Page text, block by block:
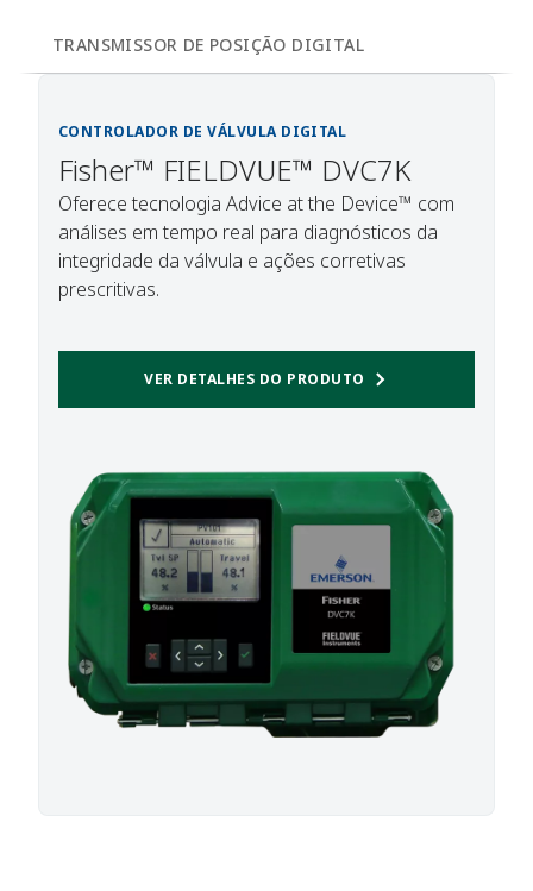
TRANSMISSOR DE POSIÇÃO DIGITAL
CONTROLADOR DE VÁLVULA DIGITAL
Fisher™ FIELDVUE™ DVC7K
Oferece tecnologia Advice at the Device™ com
análises em tempo real para diagnósticos da
integridade da válvula e ações corretivas
prescritivas.
VER DETALHES DO PRODUTO